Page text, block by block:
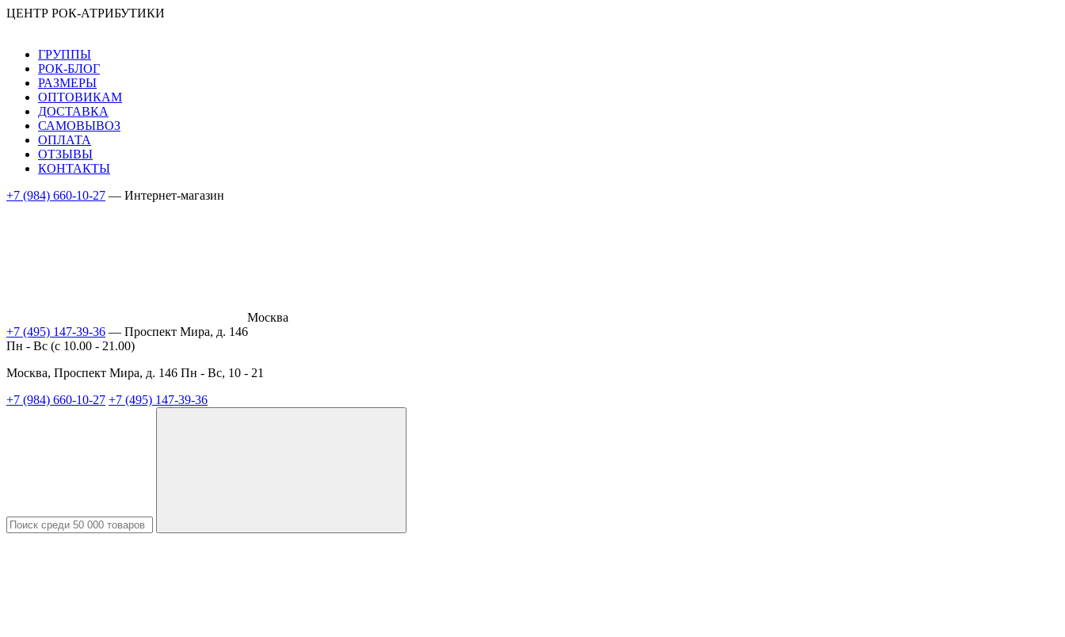
ЦЕНТР РОК-АТРИБУТИКИ
ГРУППЫ
РОК-БЛОГ
РАЗМЕРЫ
ОПТОВИКАМ
ДОСТАВКА
САМОВЫВОЗ
ОПЛАТА
ОТЗЫВЫ
КОНТАКТЫ
+7 (984) 660-10-27 — Интернет-магазин
Москва
+7 (495) 147-39-36 — Проспект Мира, д. 146
Пн - Вс (c 10.00 - 21.00)
Москва, Проспект Мира, д. 146 Пн - Вс, 10 - 21
+7 (984) 660-10-27 +7 (495) 147-39-36